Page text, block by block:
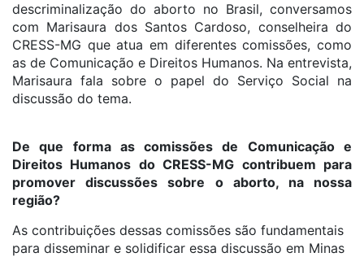
descriminalização do aborto no Brasil, conversamos
com Marisaura dos Santos Cardoso, conselheira do
CRESS-MG que atua em diferentes comissões, como
as de Comunicação e Direitos Humanos. Na entrevista,
Marisaura fala sobre o papel do Serviço Social na
discussão do tema.
De que forma as comissões de Comunicação e
Direitos Humanos do CRESS-MG contribuem para
promover discussões sobre o aborto, na nossa
região?
As contribuições dessas comissões são fundamentais
para disseminar e solidificar essa discussão em Minas